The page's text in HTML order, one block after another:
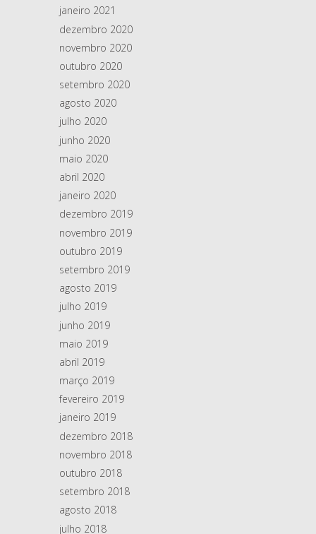
janeiro 2021
dezembro 2020
novembro 2020
outubro 2020
setembro 2020
agosto 2020
julho 2020
junho 2020
maio 2020
abril 2020
janeiro 2020
dezembro 2019
novembro 2019
outubro 2019
setembro 2019
agosto 2019
julho 2019
junho 2019
maio 2019
abril 2019
março 2019
fevereiro 2019
janeiro 2019
dezembro 2018
novembro 2018
outubro 2018
setembro 2018
agosto 2018
julho 2018